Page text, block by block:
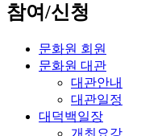
참여/신청
문화원 회원
문화원 대관
대관안내
대관일정
대덕백일장
개최요강